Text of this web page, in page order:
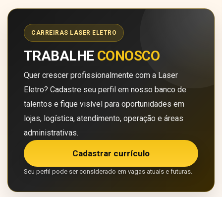
CARREIRAS LASER ELETRO
TRABALHE CONOSCO
Quer crescer profissionalmente com a Laser
Eletro? Cadastre seu perfil em nosso banco de
talentos e fique visível para oportunidades em
lojas, logística, atendimento, operação e áreas
administrativas.
Cadastrar currículo
Seu perfil pode ser considerado em vagas atuais e futuras.